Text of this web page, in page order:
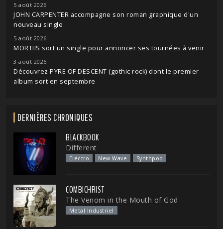
5 août 2026
JOHN CARPENTER accompagne son roman graphique d'un
nouveau single
5 août 2026
MORTIIS sort un single pour annoncer ses tournées à venir
3 août 2026
Découvrez PYRE OF DESCENT (gothic rock) dont le premier
album sort en septembre
DERNIÈRES CHRONIQUES
BLACKBOOK
Different
Electro New Wave Synthpop
COMBICHRIST
The Venom in the Mouth of God
Metal Industriel